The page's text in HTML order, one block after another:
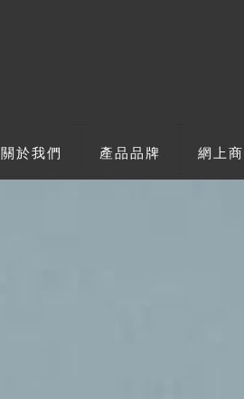
關於我們 產品品牌 網上